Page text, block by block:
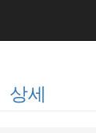
상세